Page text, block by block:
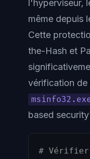
l'hyperviseur,
même depuis
Cette
the-Hash et
vérification
based
# Vérifier